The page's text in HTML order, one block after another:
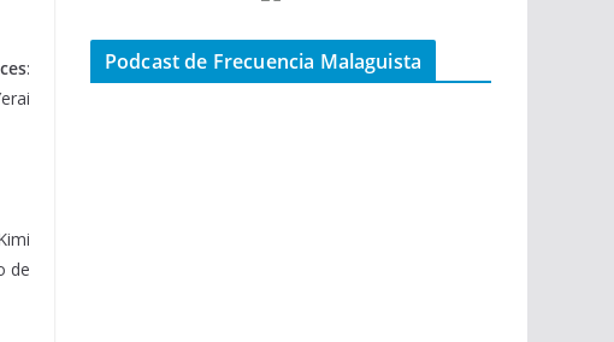
:
de
Podcast de Frecuencia Malaguista